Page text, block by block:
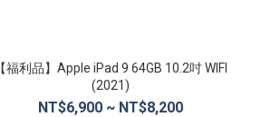
【福利品】Apple iPad 9 64GB 10.2吋 WIFI
(2021)
NT$6,900 ~ NT$8,200